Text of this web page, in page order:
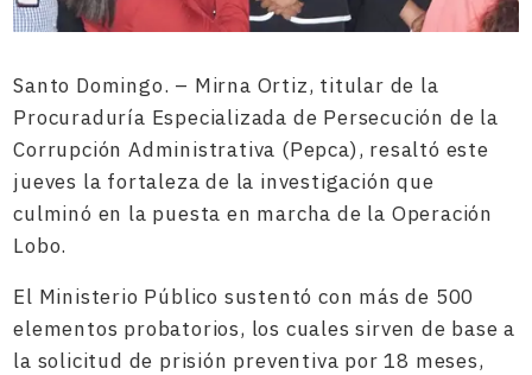
Santo Domingo. – Mirna Ortiz, titular de la
Procuraduría Especializada de Persecución de la
Corrupción Administrativa (Pepca), resaltó este
jueves la fortaleza de la investigación que
culminó en la puesta en marcha de la Operación
Lobo.
El Ministerio Público sustentó con más de 500
elementos probatorios, los cuales sirven de base a
la solicitud de prisión preventiva por 18 meses,